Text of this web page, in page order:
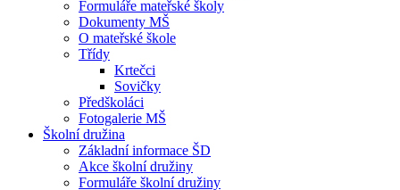
Formuláře mateřské školy
Dokumenty MŠ
O mateřské škole
Třídy
Krtečci
Sovičky
Předškoláci
Fotogalerie MŠ
Školní družina
Základní informace ŠD
Akce školní družiny
Formuláře školní družiny